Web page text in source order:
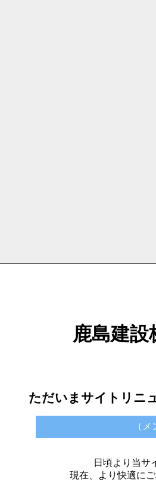
鹿島建
ただいまサイトリニ
（
日頃より当サ
現在、より快適に